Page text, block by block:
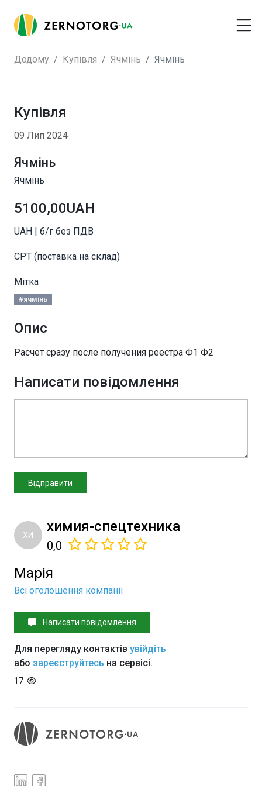
Додому Купівля Ячмінь Ячмінь
Купівля
09 Лип 2024
Ячмінь
Ячмінь
5100,00UAH
UAH | б/г без ПДВ
CPT (поставка на склад)
Мітка
#ячмінь
Опис
Расчет сразу после получения реестра Ф1 Ф2
Написати повідомлення
ХИ
химия-спецтехника
0,0
Марія
Всі оголошення компанії
Написати повідомлення
Для перегляду контактів увійдіть
або зареєструйтесь на сервісі.
17